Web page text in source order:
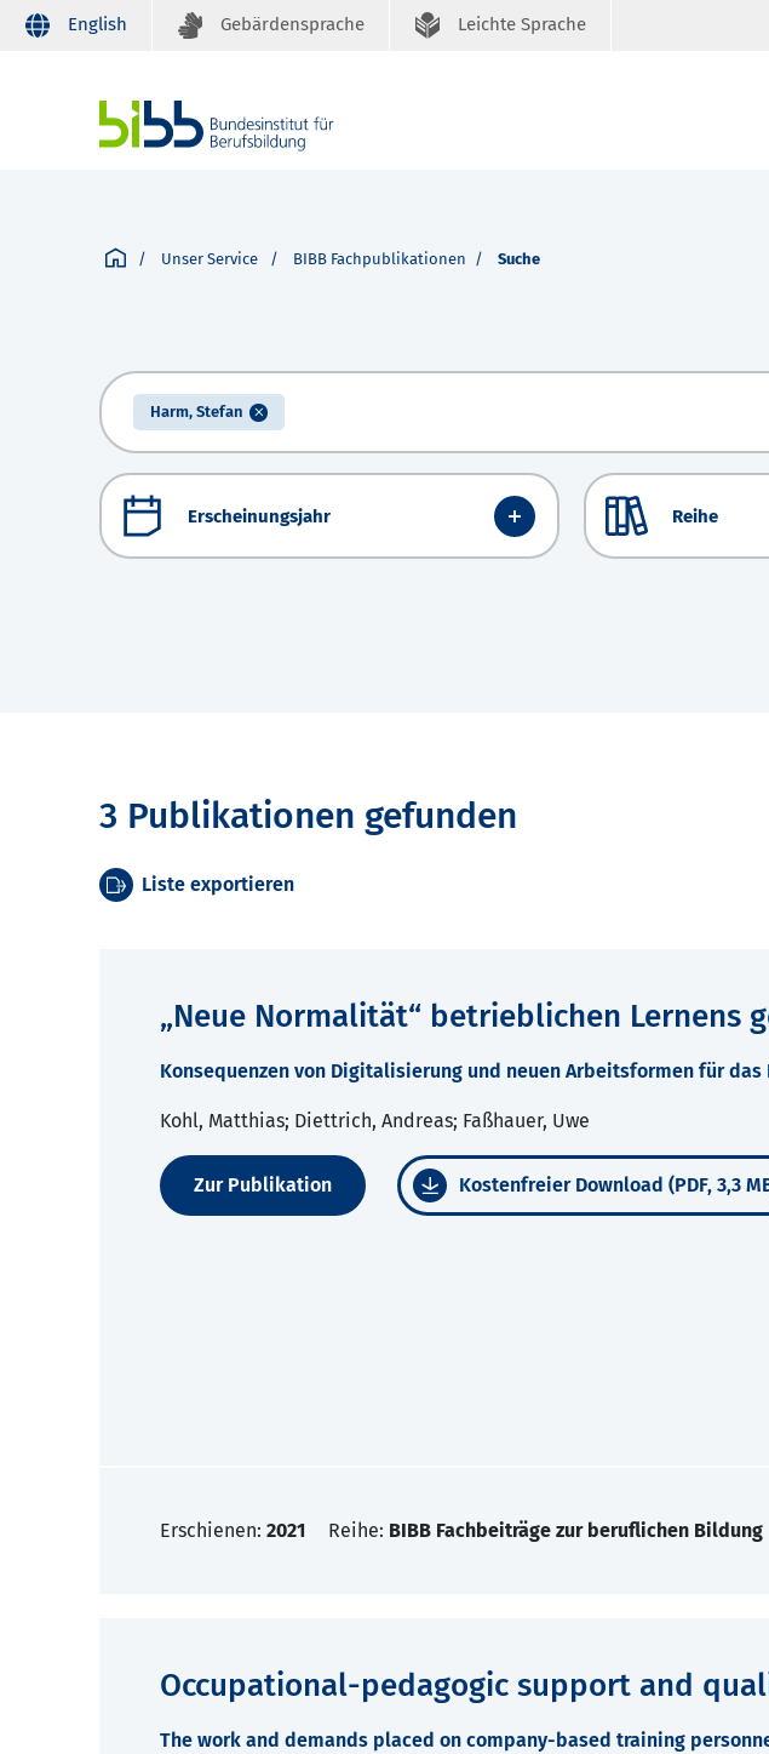
English Gebärdensprache Leichte Sprache
Unser Service BIBB Fachpublikationen Suche
Harm, Stefan
Erscheinungsjahr Reihe
3 Publikationen gefunden
Liste exportieren
„Neue Normalität“ betrieblichen Lernens
Konsequenzen von Digitalisierung und neuen Arbeitsformen für
Kohl, Matthias; Diettrich, Andreas; Faßhauer, Uwe
Zur Publikation Kostenfreier Download (PDF, 3,3
Erschienen: 2021 Reihe: BIBB Fachbeiträge zur beruflichen Bildung
Occupational-pedagogic support and
The work and demands placed on company-based training